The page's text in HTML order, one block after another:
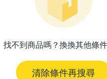
找不到商品嗎？換換其他條件
清除條件再搜尋